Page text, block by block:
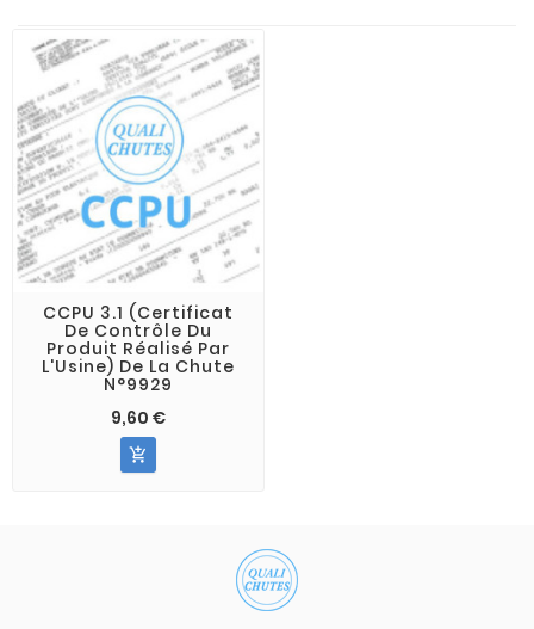
CCPU 3.1 (Certificat
De Contrôle Du
Produit Réalisé Par
L'Usine) De La Chute
N°9929
9,60 €
